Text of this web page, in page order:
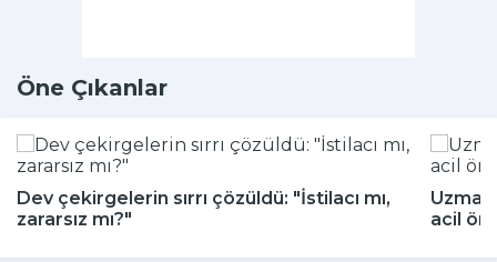
Öne Çıkanlar
Dev çekirgelerin sırrı çözüldü: "İstilacı mı,
zararsız mı?"
acil